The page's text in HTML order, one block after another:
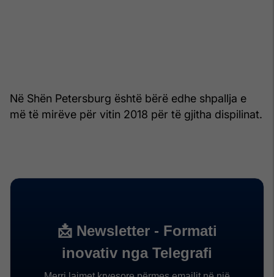
Në Shën Petersburg është bërë edhe shpallja e
më të mirëve për vitin 2018 për të gjitha dispilinat.